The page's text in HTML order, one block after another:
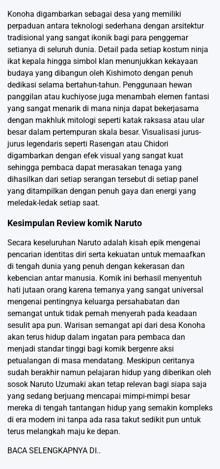
Konoha digambarkan sebagai desa yang memiliki
perpaduan antara teknologi sederhana dengan arsitektur
tradisional yang sangat ikonik bagi para penggemar
setianya di seluruh dunia. Detail pada setiap kostum ninja
ikat kepala hingga simbol klan menunjukkan kekayaan
budaya yang dibangun oleh Kishimoto dengan penuh
dedikasi selama bertahun-tahun. Penggunaan hewan
panggilan atau kuchiyose juga menambah elemen fantasi
yang sangat menarik di mana ninja dapat bekerjasama
dengan makhluk mitologi seperti katak raksasa atau ular
besar dalam pertempuran skala besar. Visualisasi jurus-
jurus legendaris seperti Rasengan atau Chidori
digambarkan dengan efek visual yang sangat kuat
sehingga pembaca dapat merasakan tenaga yang
dihasilkan dari setiap serangan tersebut di setiap panel
yang ditampilkan dengan penuh gaya dan energi yang
meledak-ledak setiap saat.
Kesimpulan Review komik Naruto
Secara keseluruhan Naruto adalah kisah epik mengenai
pencarian identitas diri serta kekuatan untuk memaafkan
di tengah dunia yang penuh dengan kekerasan dan
kebencian antar manusia. Komik ini berhasil menyentuh
hati jutaan orang karena temanya yang sangat universal
mengenai pentingnya keluarga persahabatan dan
semangat untuk tidak pernah menyerah pada keadaan
sesulit apa pun. Warisan semangat api dari desa Konoha
akan terus hidup dalam ingatan para pembaca dan
menjadi standar tinggi bagi komik bergenre aksi
petualangan di masa mendatang. Meskipun ceritanya
sudah berakhir namun pelajaran hidup yang diberikan oleh
sosok Naruto Uzumaki akan tetap relevan bagi siapa saja
yang sedang berjuang mencapai mimpi-mimpi besar
mereka di tengah tantangan hidup yang semakin kompleks
di era modern ini tanpa ada rasa takut sedikit pun untuk
terus melangkah maju ke depan.
BACA SELENGKAPNYA DI..